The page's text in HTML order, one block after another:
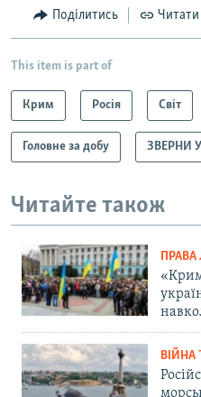
Поділитись Читати
This item is part of
Крим Росія Світ
Головне за добу ЗВЕРНИ
Читайте також
ВІЙНА